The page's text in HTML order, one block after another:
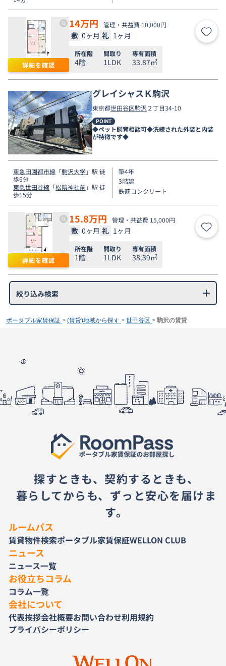
詳細を確認
14万円 管理・共益費 10,000円
敷 0ヶ月 礼 1ヶ月 お気
所在階
4階
間取り
1LDK
専有面積
33.87㎡
グレイシャスＫ駒沢
東京都世田谷区駒沢 ２丁目34-10
POINT
◆ペット飼育相談可◆洗練された外装と内装
が特徴です◆
東急田園都市線 「駒沢大学」駅 徒
歩6分
東急世田谷線 「松陰神社前」駅 徒
歩15分
築4年
3階建
鉄筋コンクリート
詳細を確認
15.8万円 管理・共益費 15,000円
敷 0ヶ月 礼 1ヶ月 お気
所在階
1階
間取り
1LDK
専有面積
38.39㎡
絞り込み検索
ポータブル家賃保証 > (賃貸)地域から探す > 世田谷区 > 駒沢の賃貸
探すときも、契約するときも、
暮らしてからも、ずっと安心を届けま
す。
ルームパス
賃貸物件検索ポータブル家賃保証WELLON CLUB
ニュース
ニュース一覧
お役立ちコラム
コラム一覧
会社について
代表挨拶会社概要お問い合わせ利用規約
プライバシーポリシー